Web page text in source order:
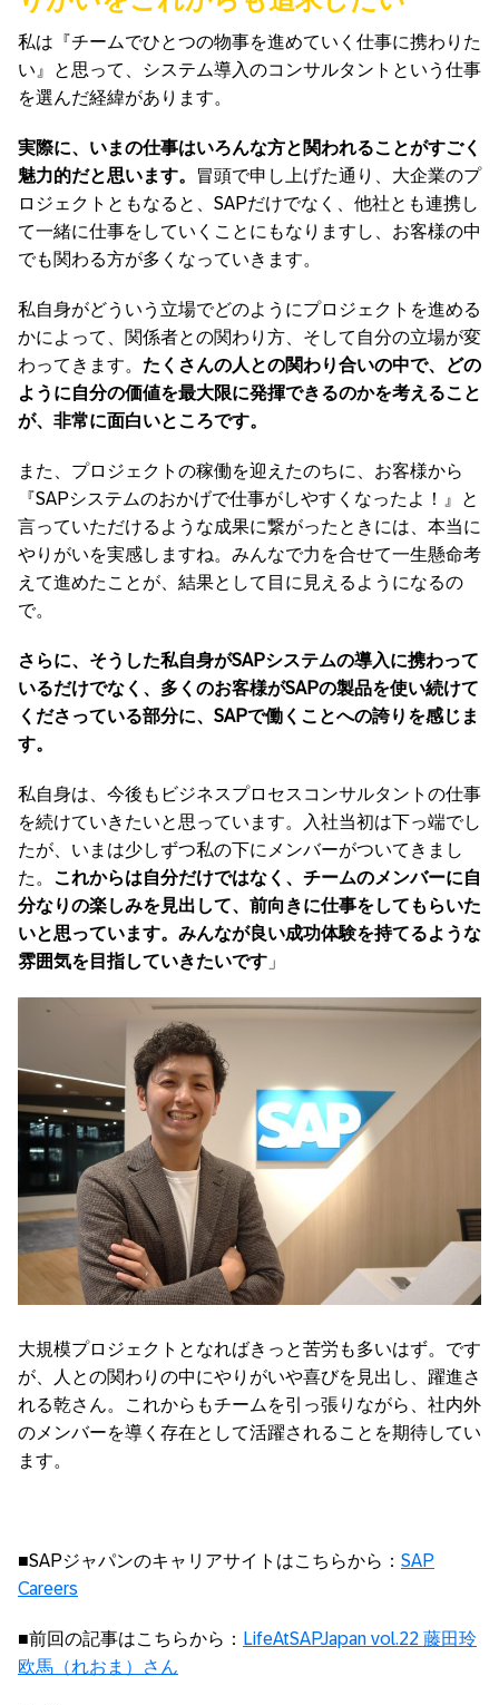
私は『チームでひとつの物事を進めていく仕事に携わりた
い』と思って、システム導入のコンサルタントという仕事
を選んだ経緯があります。
実際に、いまの仕事はいろんな方と関われることがすごく
魅力的だと思います。
冒頭で申し上げた通り、大企業のプ
ロジェクトともなると、SAPだけでなく、他社とも連携し
て一緒に仕事をしていくことにもなりますし、お客様の中
でも関わる方が多くなっていきます。
私自身がどういう立場でどのようにプロジェクトを進める
かによって、関係者との関わり方、そして自分の立場が変
わってきます。 たくさんの人との関わり合いの中で、どの
ように自分の価値を最大限に発揮できるのかを考えること
が、非常に面白いところです。
また、プロジェクトの稼働を迎えたのちに、お客様から
『SAPシステムのおかげで仕事がしやすくなったよ！』と
言っていただけるような成果に繋がったときには、本当に
やりがいを実感しますね。みんなで力を合せて一生懸命考
えて進めたことが、結果として目に見えるようになるの
で。
さらに、そうした私自身がSAPシステムの導入に携わって
いるだけでなく、多くのお客様がSAPの製品を使い続けて
くださっている部分に、SAPで働くことへの誇りを感じま
す。
私自身は、今後もビジネスプロセスコンサルタントの仕事
を続けていきたいと思っています。入社当初は下っ端でし
たが、いまは少しずつ私の下にメンバーがついてきまし
た。 これからは自分だけではなく、チームのメンバーに自
分なりの楽しみを見出して、前向きに仕事をしてもらいた
いと思っています。みんなが良い成功体験を持てるような
雰囲気を目指していきたいです 」
大規模プロジェクトとなればきっと苦労も多いはず。です
が、人との関わりの中にやりがいや喜びを見出し、躍進さ
れる乾さん。これからもチームを引っ張りながら、社内外
のメンバーを導く存在として活躍されることを期待してい
ます。
■SAPジャパンのキャリアサイトはこちらから： SAP
Careers
■前回の記事はこちらから： LifeAtSAPJapan vol.22 藤田玲
欧馬（れおま）さん